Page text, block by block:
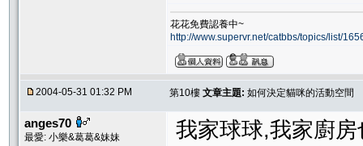
花花免費認養中~
http://www.supervr.net/catbbs/topics/list/
2004-05-31 01:32 PM 第10樓 文章主題: 如何決定貓咪的活動空間
anges70
最愛: 小樂&葛葛&妹妹
我家球球,我家廚